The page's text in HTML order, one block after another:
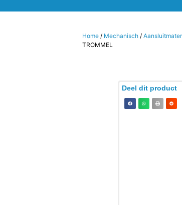
Home / Mechanisch /
TROMMEL
Deel dit product